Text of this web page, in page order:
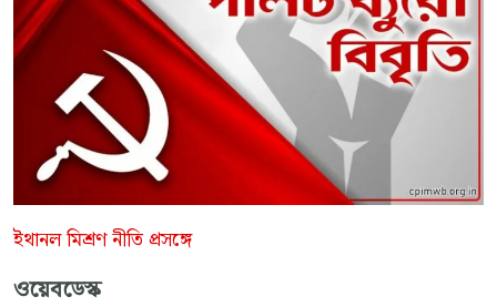
ইথানল মিশ্রণ নীতি প্রসঙ্গে
ওয়েবডেস্ক